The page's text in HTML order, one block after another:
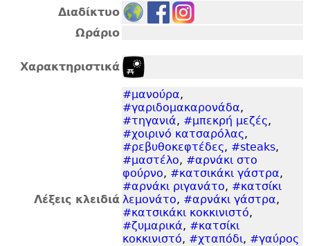
Διαδίκτυο
Ωράριο
Χαρακτηριστικά
Λέξεις κλειδιά
#μανούρα,
#γαριδομακαρονάδα,
#τηγανιά, #μπεκρή μεζές,
#χοιρινό κατσαρόλας,
#ρεβυθοκεφτέδες, #steaks,
#μαστέλο, #αρνάκι στο
φούρνο, #κατσικάκι γάστρα,
#αρνάκι ριγανάτο, #κατσίκι
λεμονάτο, #αρνάκι γάστρα,
#κατσικάκι κοκκινιστό,
#ζυμαρικά, #κατσίκι
κοκκινιστό, #χταπόδι, #γαύρος